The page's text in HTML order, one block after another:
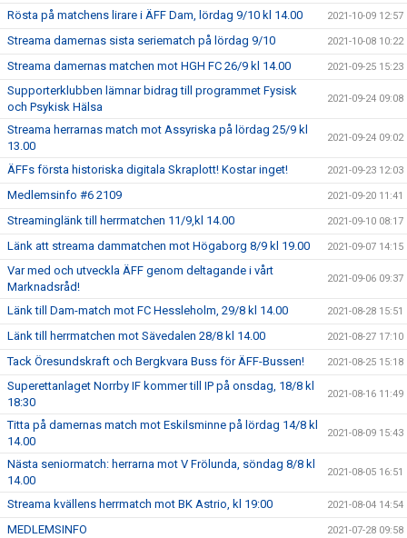
Rösta på matchens lirare i ÄFF Dam, lördag 9/10 kl 14.00 2021-10-09 12:57
Streama damernas sista seriematch på lördag 9/10 2021-10-08 10:22
Streama damernas matchen mot HGH FC 26/9 kl 14.00 2021-09-25 15:23
Supporterklubben lämnar bidrag till programmet Fysisk
och Psykisk Hälsa
2021-09-24 09:08
Streama herrarnas match mot Assyriska på lördag 25/9 kl
13.00
2021-09-24 09:02
ÄFFs första historiska digitala Skraplott! Kostar inget! 2021-09-23 12:03
Medlemsinfo #6 2109 2021-09-20 11:41
Streaminglänk till herrmatchen 11/9,kl 14.00 2021-09-10 08:17
Länk att streama dammatchen mot Högaborg 8/9 kl 19.00 2021-09-07 14:15
Var med och utveckla ÄFF genom deltagande i vårt
Marknadsråd!
2021-09-06 09:37
Länk till Dam-match mot FC Hessleholm, 29/8 kl 14.00 2021-08-28 15:51
Länk till herrmatchen mot Sävedalen 28/8 kl 14.00 2021-08-27 17:10
Tack Öresundskraft och Bergkvara Buss för ÄFF-Bussen! 2021-08-25 15:18
Superettanlaget Norrby IF kommer till IP på onsdag, 18/8 kl
18:30
2021-08-16 11:49
Titta på damernas match mot Eskilsminne på lördag 14/8 kl
14.00
2021-08-09 15:43
Nästa seniormatch: herrarna mot V Frölunda, söndag 8/8 kl
14.00
2021-08-05 16:51
Streama kvällens herrmatch mot BK Astrio, kl 19:00 2021-08-04 14:54
MEDLEMSINFO 2021-07-28 09:58